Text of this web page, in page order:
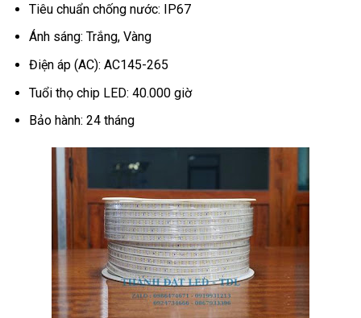
Tiêu chuẩn chống nước: IP67
Ánh sáng: Trắng, Vàng
Điện áp (AC): AC145-265
Tuổi thọ chip LED: 40.000 giờ
Bảo hành: 24 tháng